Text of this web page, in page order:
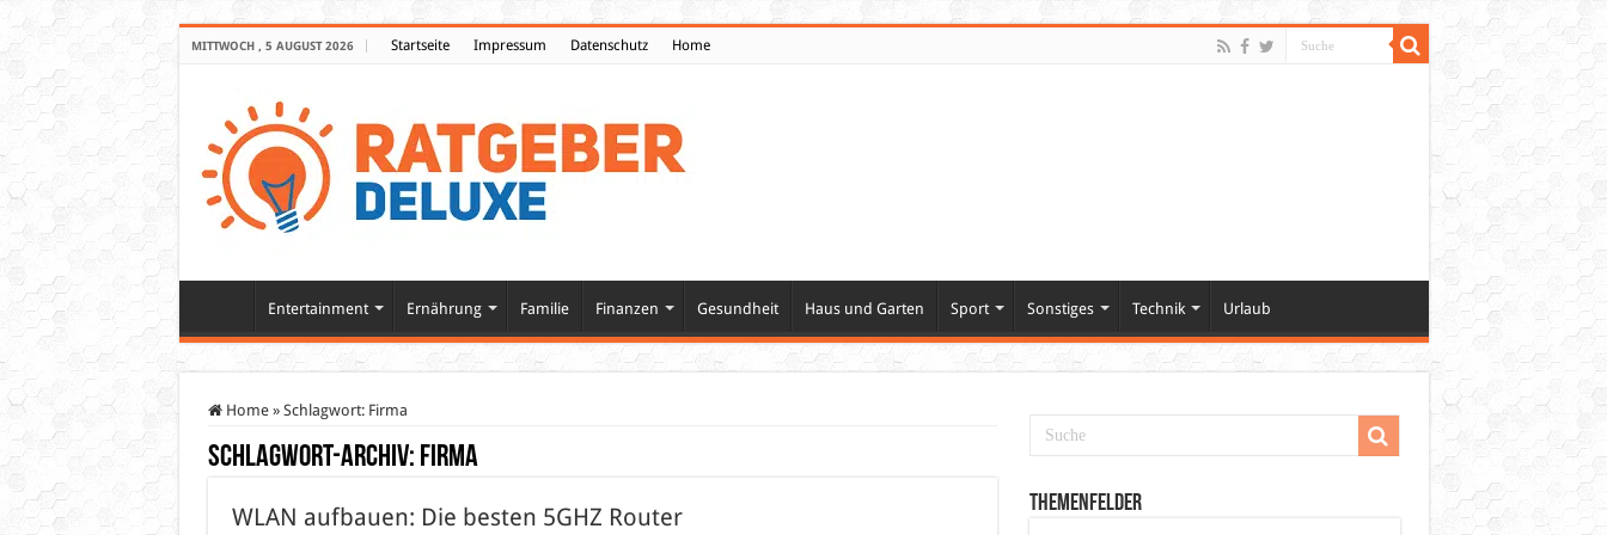
MITTWOCH , 5 AUGUST 2026 Startseite Impressum Datenschutz Home
Entertainment Ernährung Familie Finanzen Gesundheit Haus und Garten Sport Sonstiges Technik Urlaub
Home » Schlagwort: Firma
Schlagwort-Archiv: Firma
WLAN aufbauen: Die besten 5GHZ Router Themenfelder